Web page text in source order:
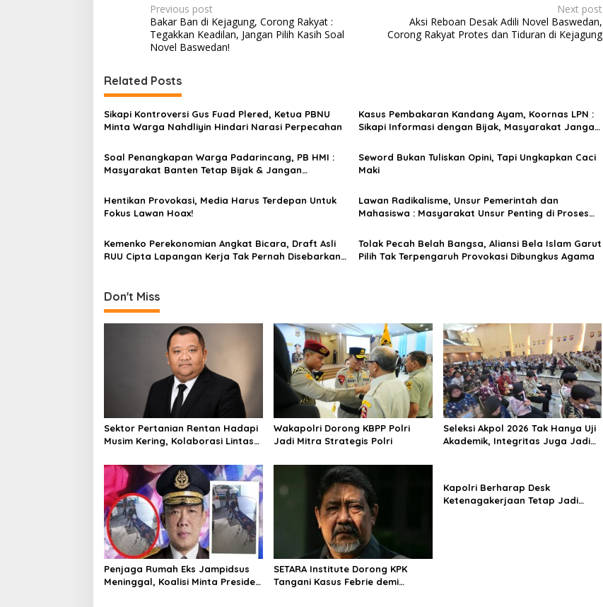
P
o
s
t
n
a
v
i
g
t
o
Previous post
Bakar Ban di Kejagung, Corong Rakyat :
Tegakkan Keadilan, Jangan Pilih Kasih Soal
Novel Baswedan!
Next post
Aksi Reboan Desak Adili Novel Baswedan,
Corong Rakyat Protes dan Tiduran di Kejagung
Related Posts
Sikapi Kontroversi Gus Fuad Plered, Ketua PBNU
Minta Warga Nahdliyin Hindari Narasi Perpecahan
Kasus Pembakaran Kandang Ayam, Koornas LPN :
Sikapi Informasi dengan Bijak, Masyarakat Jangan
Soal Penangkapan Warga Padarincang, PB HMI :
Masyarakat Banten Tetap Bijak & Jangan
Seword Bukan Tuliskan Opini, Tapi Ungkapkan Caci
Maki
Hentikan Provokasi, Media Harus Terdepan Untuk
Fokus Lawan Hoax!
Lawan Radikalisme, Unsur Pemerintah dan
Mahasiswa : Masyarakat Unsur Penting di Proses
Kemenko Perekonomian Angkat Bicara, Draft Asli
RUU Cipta Lapangan Kerja Tak Pernah Disebarkan
Tolak Pecah Belah Bangsa, Aliansi Bela Islam Garut
Pilih Tak Terpengaruh Provokasi Dibungkus Agama
Don't Miss
Sektor Pertanian Rentan Hadapi
Musim Kering, Kolaborasi Lintas
Wakapolri Dorong KBPP Polri
Jadi Mitra Strategis Polri
Seleksi Akpol 2026 Tak Hanya Uji
Akademik, Integritas Juga Jadi
Penjaga Rumah Eks Jampidsus
Meninggal, Koalisi Minta Presiden
SETARA Institute Dorong KPK
Tangani Kasus Febrie demi
Kapolri Berharap Desk
Ketenagakerjaan Tetap Jadi